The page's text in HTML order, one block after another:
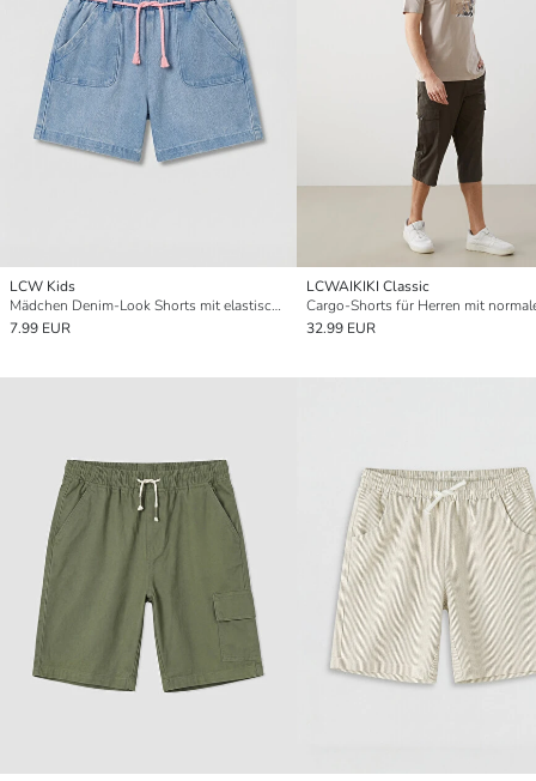
LCW Kids
Mädchen Denim-Look Shorts mit elastischem Bund
7.99 EUR
LCWAIKIKI Classic
32.99 EUR